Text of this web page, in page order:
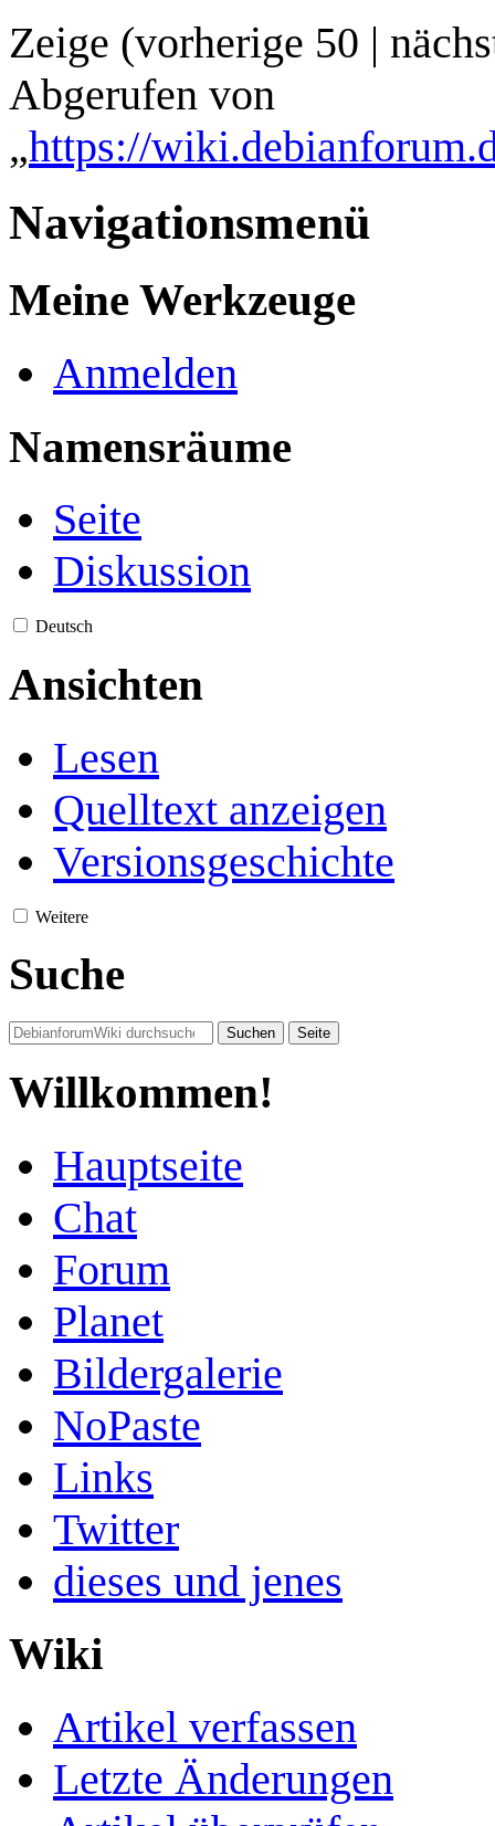
Zeige (vorherige 50 |
Abgerufen von
„https://
Navigationsmenü
Meine Werkzeuge
Anmelden
Namensräume
Seite
Diskussion
Deutsch
Ansichten
Lesen
Quelltext anzeigen
Versionsgeschichte
Weitere
Suche
Willkommen!
Hauptseite
Chat
Forum
Planet
Bildergalerie
NoPaste
Links
Twitter
dieses und jenes
Wiki
Artikel verfassen
Letzte Änderungen